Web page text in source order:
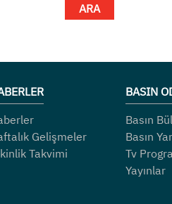
ARA
Gelişmeler
Takvimi
BASIN
Basın
Basın
Tv
Yayınlar